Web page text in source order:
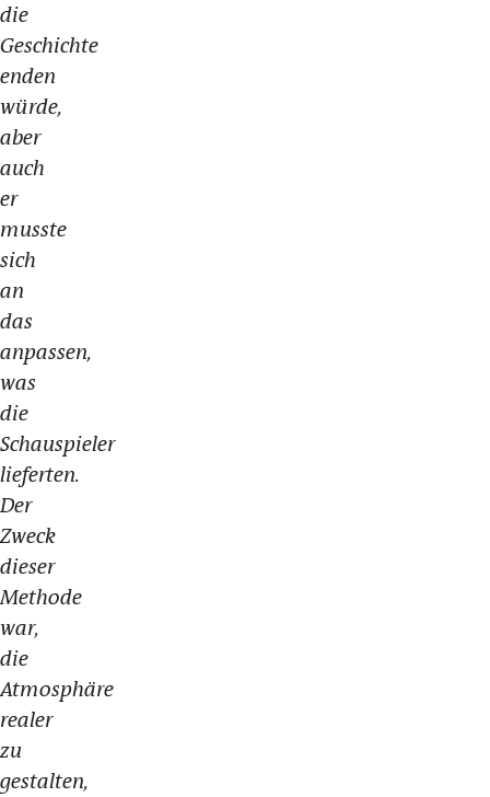
die
Geschichte
enden
würde,
aber
auch
er
musste
sich
an
das
anpassen,
was
die
Schauspieler
lieferten.
Der
Zweck
dieser
Methode
war,
die
Atmosphäre
realer
zu
gestalten,